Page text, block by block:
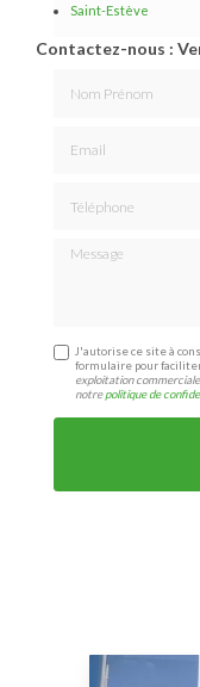
Saint-Estève
Contactez-nous :
Message
J'autorise ce site à
formulaire pour
exploitation
notrepolitique de